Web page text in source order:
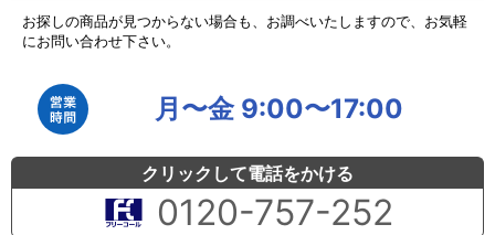
お探しの商品が見つからない場合も、お調べいたしますので、お気軽
にお問い合わせ下さい。
月〜金 9:00〜17:00
クリックして電話をかける
0120-757-252